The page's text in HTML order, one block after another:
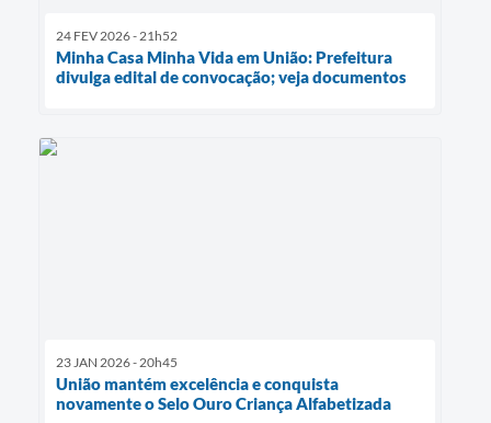
24 FEV 2026 - 21h52
Minha Casa Minha Vida em União: Prefeitura
divulga edital de convocação; veja documentos
23 JAN 2026 - 20h45
União mantém excelência e conquista
novamente o Selo Ouro Criança Alfabetizada